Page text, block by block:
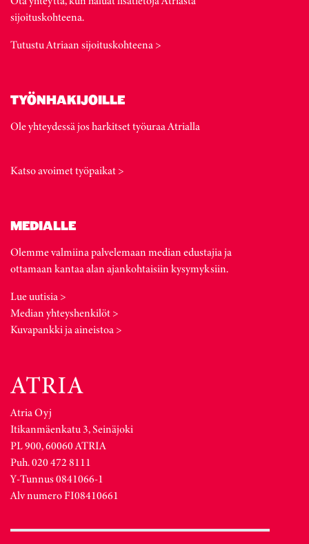
sijoituskohteena.
Tutustu Atriaan sijoituskohteena >
TYÖNHAKIJOILLE
Ole yhteydessä jos harkitset työuraa Atrialla
Katso avoimet työpaikat >
MEDIALLE
Olemme valmiina palvelemaan median edustajia ja
ottamaan kantaa alan ajankohtaisiin kysymyksiin.
Lue uutisia >
Median yhteyshenkilöt >
Kuvapankki ja aineistoa >
Atria Oyj
Itikanmäenkatu 3, Seinäjoki
PL 900, 60060 ATRIA
Puh. 020 472 8111
Y-Tunnus 0841066-1
Alv numero FI08410661